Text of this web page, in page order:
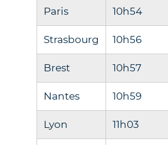
Paris 10h54
Strasbourg 10h56
Brest 10h57
Nantes 10h59
Lyon 11h03